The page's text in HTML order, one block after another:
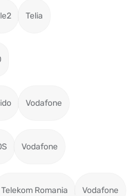
Telia
Vodafone
Vodafone
Telekom Romania Vodafone